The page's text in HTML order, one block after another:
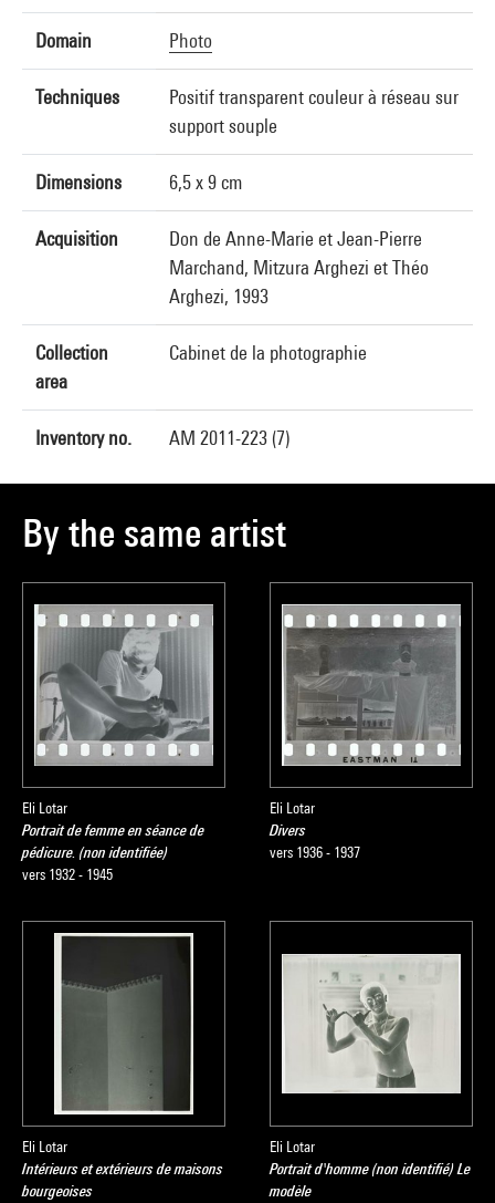
Domain Photo
Techniques
Positif transparent couleur à réseau sur
support souple
Dimensions 6,5 x 9 cm
Acquisition
Don de Anne-Marie et Jean-Pierre
Marchand, Mitzura Arghezi et Théo
Arghezi, 1993
Collection
area
Cabinet de la photographie
Inventory no. AM 2011-223 (7)
By the same artist
Eli Lotar
Portrait de femme en séance de
pédicure. (non identifiée)
vers 1932 - 1945
Eli Lotar
Divers
vers 1936 - 1937
Eli Lotar
Intérieurs et extérieurs de maisons
bourgeoises
Eli Lotar
Portrait d'homme (non identifié) Le
modèle